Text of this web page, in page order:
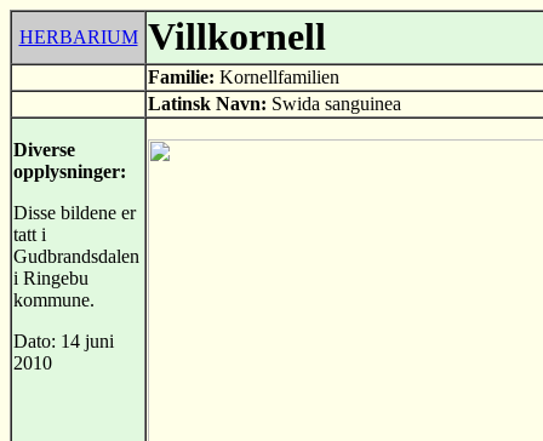
HERBARIUM Villkornell
Familie: Kornellfamilien
Latinsk Navn: Swida sanguinea
Diverse
opplysninger:
Disse bildene er
tatt i
Gudbrandsdalen
i Ringebu
kommune.
Dato: 14 juni
2010